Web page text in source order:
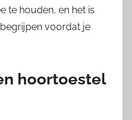
te houden, en het is
voordat je
hoortoestel